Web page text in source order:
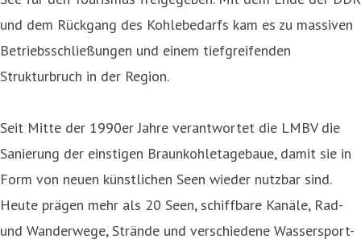
und dem Rückgang des Kohlebedarfs kam es zu massiven
Betriebsschließungen und einem tiefgreifenden
Strukturbruch in der Region.
Seit Mitte der 1990er Jahre verantwortet die LMBV die
Sanierung der einstigen Braunkohletagebaue, damit sie in
Form von neuen künstlichen Seen wieder nutzbar sind.
Heute prägen mehr als 20 Seen, schiffbare Kanäle, Rad-
und Wanderwege, Strände und verschiedene Wassersport-